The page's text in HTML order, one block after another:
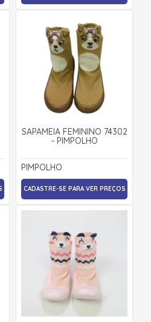
SAPAMEIA FEMININO 74302
- PIMPOLHO
PIMPOLHO
CADASTRE-SE PARA VER PREÇOS